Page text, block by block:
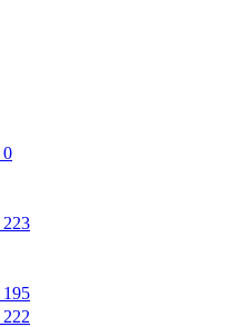
0
223
195
222